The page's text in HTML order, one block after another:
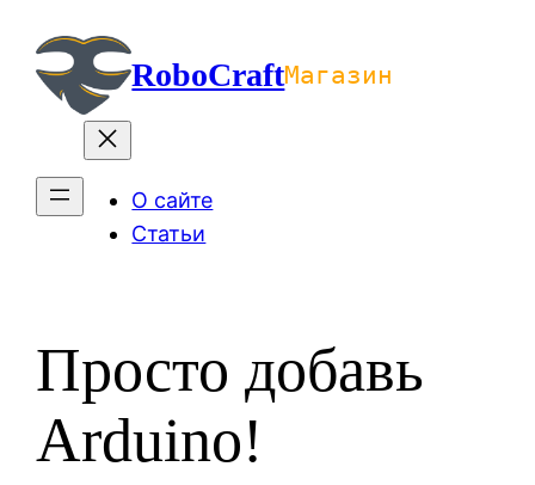
содержимомуRoboCraftМагазин
О сайте
Статьи
Просто добавь
Arduino!